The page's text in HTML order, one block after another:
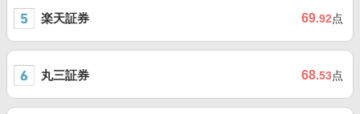
楽天証券 69.92点
丸三証券 68.53点